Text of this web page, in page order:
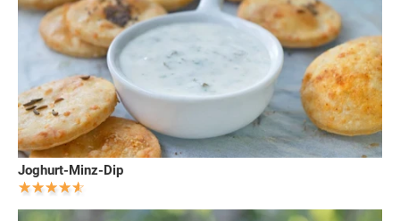
Joghurt-Minz-Dip